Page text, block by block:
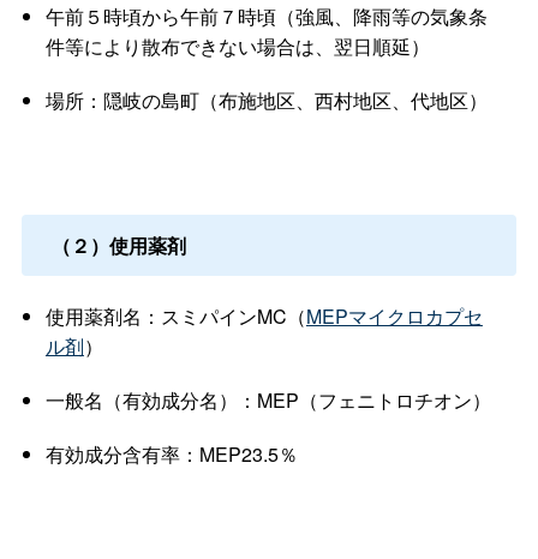
午前５時頃から午前７時頃（強風、降雨等の気象条
件等により散布できない場合は、翌日順延）
場所：隠岐の島町（布施地区、西村地区、代地区）
（２）使用薬剤
使用薬剤名：スミパインMC（MEPマイクロカプセ
ル剤）
一般名（有効成分名）：MEP（フェニトロチオン）
有効成分含有率：MEP23.5％